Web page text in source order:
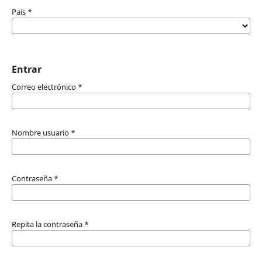
País *
Entrar
Correo electrónico *
Nombre usuario *
Contraseña *
Repita la contraseña *